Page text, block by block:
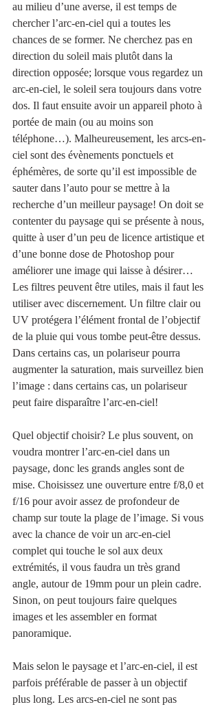
au milieu d’une averse, il est temps de
chercher l’arc-en-ciel qui a toutes les
chances de se former. Ne cherchez pas en
direction du soleil mais plutôt dans la
direction opposée; lorsque vous regardez un
arc-en-ciel, le soleil sera toujours dans votre
dos. Il faut ensuite avoir un appareil photo à
portée de main (ou au moins son
téléphone…). Malheureusement, les arcs-en-
ciel sont des évènements ponctuels et
éphémères, de sorte qu’il est impossible de
sauter dans l’auto pour se mettre à la
recherche d’un meilleur paysage! On doit se
contenter du paysage qui se présente à nous,
quitte à user d’un peu de licence artistique et
d’une bonne dose de Photoshop pour
améliorer une image qui laisse à désirer…
Les filtres peuvent être utiles, mais il faut les
utiliser avec discernement. Un filtre clair ou
UV protégera l’élément frontal de l’objectif
de la pluie qui vous tombe peut-être dessus.
Dans certains cas, un polariseur pourra
augmenter la saturation, mais surveillez bien
l’image : dans certains cas, un polariseur
peut faire disparaître l’arc-en-ciel!
Quel objectif choisir? Le plus souvent, on
voudra montrer l’arc-en-ciel dans un
paysage, donc les grands angles sont de
mise. Choisissez une ouverture entre f/8,0 et
f/16 pour avoir assez de profondeur de
champ sur toute la plage de l’image. Si vous
avec la chance de voir un arc-en-ciel
complet qui touche le sol aux deux
extrémités, il vous faudra un très grand
angle, autour de 19mm pour un plein cadre.
Sinon, on peut toujours faire quelques
images et les assembler en format
panoramique.
Mais selon le paysage et l’arc-en-ciel, il est
parfois préférable de passer à un objectif
plus long. Les arcs-en-ciel ne sont pas